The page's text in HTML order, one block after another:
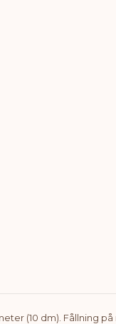
(10 dm). Fållning